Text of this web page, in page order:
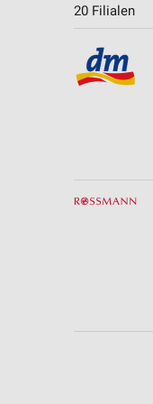
20 Filialen